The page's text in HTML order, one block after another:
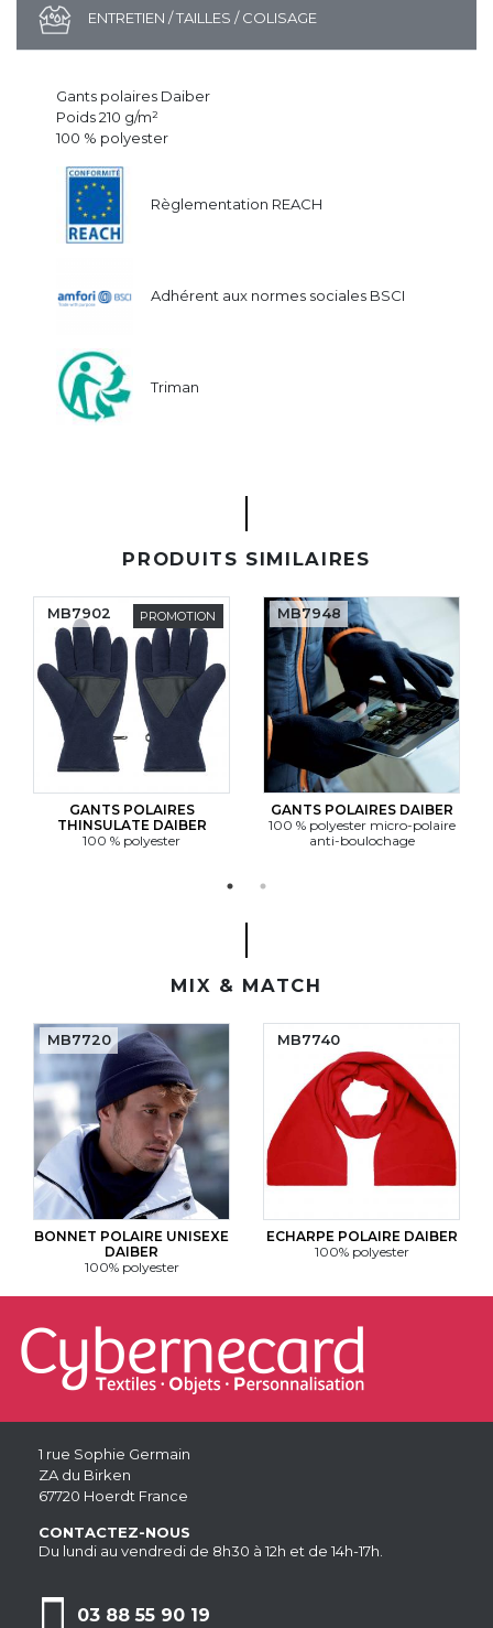
ENTRETIEN / TAILLES / COLISAGE
Gants polaires Daiber
Poids 210 g/m²
100 % polyester
Règlementation REACH
Adhérent aux normes sociales BSCI
Triman
PRODUITS SIMILAIRES
PROMOTION
GANTS POLAIRES
THINSULATE DAIBER
100 % polyester
MB7902
GANTS POLAIRES DAIBER
100 % polyester micro-polaire
anti-boulochage
MB7948
MIX & MATCH
BONNET POLAIRE UNISEXE
DAIBER
100% polyester
MB7720
ECHARPE POLAIRE DAIBER
100% polyester
MB7740
1 rue Sophie Germain
ZA du Birken
67720 Hoerdt France
CONTACTEZ-NOUS
Du lundi au vendredi de 8h30 à 12h et de 14h-17h.
03 88 55 90 19